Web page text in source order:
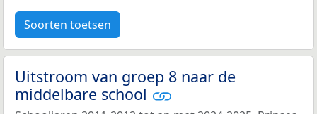
Soorten toetsen
Uitstroom van groep 8 naar de
middelbare school